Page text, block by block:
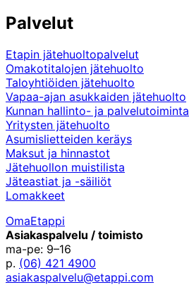
Palvelut
Etapin jätehuoltopalvelut
Omakotitalojen jätehuolto
Taloyhtiöiden jätehuolto
Vapaa-ajan asukkaiden jätehuolto
Kunnan hallinto- ja palvelutoiminta
Yritysten jätehuolto
Asumislietteiden keräys
Maksut ja hinnastot
Jätehuollon muistilista
Jäteastiat ja -säiliöt
Lomakkeet
OmaEtappi
Asiakaspalvelu / toimisto
ma-pe: 9–16
p. (06) 421 4900
asiakaspalvelu@etappi.com